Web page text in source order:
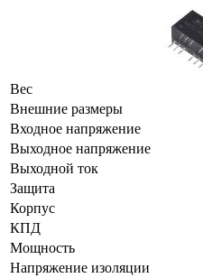
Вес
Внешние размеры
Входное напряжение
Выходное напряжение
Выходной ток
Защита
Корпус
КПД
Мощность
Напряжение изоляции